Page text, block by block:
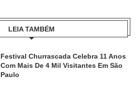
LEIA TAMBÉM
Festival Churrascada Celebra 11 Anos
Com Mais De 4 Mil Visitantes Em São
Paulo